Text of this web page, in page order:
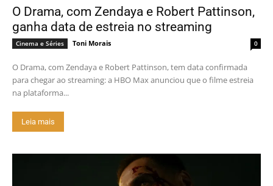
O Drama, com Zendaya e Robert Pattinson,
ganha data de estreia no streaming
Cinema e Séries Toni Morais 0
O Drama, com Zendaya e Robert Pattinson, tem data confirmada
para chegar ao streaming: a HBO Max anunciou que o filme estreia
na plataforma...
Leia mais